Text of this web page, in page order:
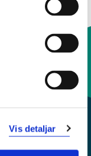
Vis detaljar